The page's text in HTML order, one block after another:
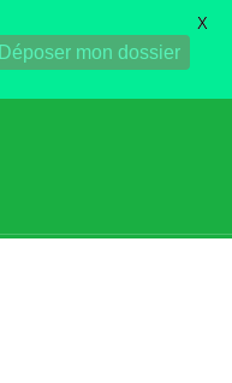
Déposer mon dossier
X